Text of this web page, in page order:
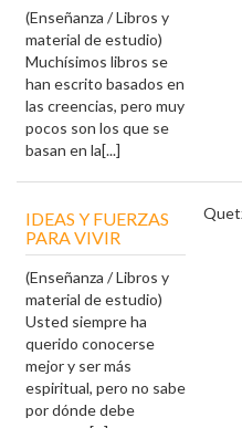
(Enseñanza / Libros y
material de estudio)
Muchísimos libros se
han escrito basados en
las creencias, pero muy
pocos son los que se
basan en la[...]
IDEAS Y FUERZAS
PARA VIVIR
(Enseñanza / Libros y
material de estudio)
Usted siempre ha
querido conocerse
mejor y ser más
espiritual, pero no sabe
por dónde debe